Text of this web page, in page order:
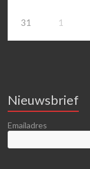
31 1
Nieuwsbrief
Emailadres